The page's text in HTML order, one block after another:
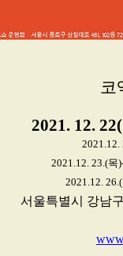
코
2021. 12.
2021.12. 23.(목
2021.12.
서울특별시 강남